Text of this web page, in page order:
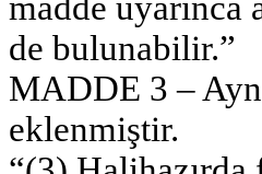
madde
de bulunabilir.”
MADDE 3 –
eklenmiştir.